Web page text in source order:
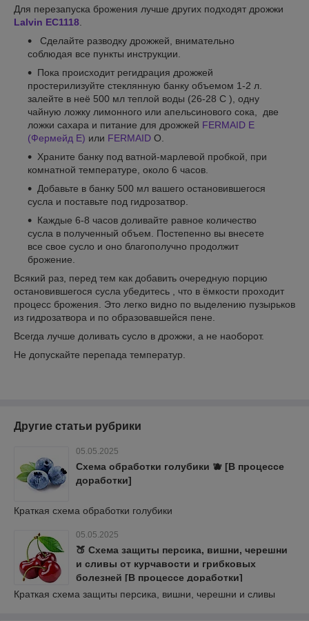
Для перезапуска брожения лучше других подходят дрожжи
Lalvin EC1118
Сделайте разводку дрожжей, внимательно
соблюдая все пункты инструкции.
Пока происходит регидрация дрожжей
простерилизуйте стеклянную банку объемом 1-2 л.
залейте в неё 500 мл теплой воды (26-28 С ), одну
чайную ложку лимонного или апельсинового сока, две
ложки сахара и питание для дрожжей FERMAID E
(Фермейд Е) или FERMAID О.
Храните банку под ватной-марлевой пробкой, при
комнатной температуре, около 6 часов.
Добавьте в банку 500 мл вашего остановившегося
сусла и поставьте под гидрозатвор.
Каждые 6-8 часов доливайте равное количество
сусла в полученный объем. Постепенно вы внесете
все свое сусло и оно благополучно продолжит
брожение.
Всякий раз, перед тем как добавить очередную порцию
остановившегося сусла убедитесь , что в ёмкости проходит
процесс брожения. Это легко видно по выделению пузырьков
из гидрозатвора и по образовавшейся пене.
Всегда лучше доливать сусло в дрожжи, а не наоборот.
Не допускайте перепада температур.
Другие статьи рубрики
05.05.2025
Схема обработки голубики 🫐 [В процессе
доработки]
Краткая схема обработки голубики
05.05.2025
🍑 Схема защиты персика, вишни, черешни
и сливы от курчавости и грибковых
болезней [В процессе доработки]
Краткая схема защиты персика, вишни, черешни и сливы